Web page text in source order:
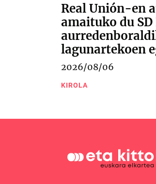
Real Unión-en
amaituko du
lagunartekoen
2026/08/06
KIROLA